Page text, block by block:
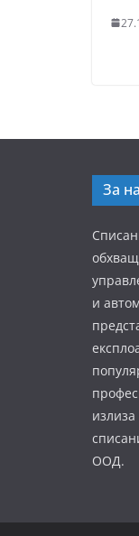
За
и
ООД.